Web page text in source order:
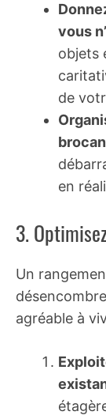
vous
objets
de
en
3.
Un
agréable à